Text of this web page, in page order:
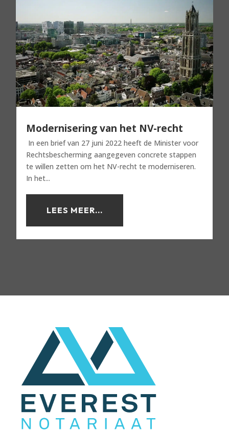
Modernisering van het NV-recht
In een brief van 27 juni 2022 heeft de Minister voor
Rechtsbescherming aangegeven concrete stappen
te willen zetten om het NV-recht te moderniseren.
In het...
LEES MEER...